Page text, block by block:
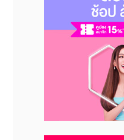
อายุ ที่ต้องการเสริมสร้า
และดูแลผิวพรรณให้สดใส
"ไบโอ โปร ซี" (Bio Pro
ง่าย และมีให้เลือก 2 ขนา
* แบบขวดคุ้มค่า: บรรจุ
ประทานต่อเนื่องครบทั้งเ
* แบบซองพกพาสะดวก